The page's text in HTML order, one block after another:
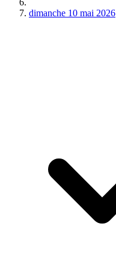
dimanche 10 mai 2026